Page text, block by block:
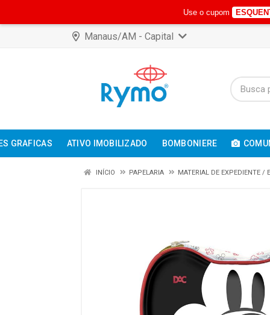
Manaus/AM - Capital
GRAFICAS ATIVO IMOBILIZADO BOMBONIERE
INÍCIO PAPELARIA MATERIAL DE EXPEDIENTE /
Use o cupom